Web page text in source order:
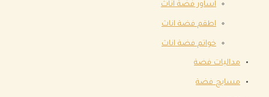
اساور فضة اناث
اطقم فضة اناث
خواتم فضة اناث
مداليات فضة
مسابح فضة